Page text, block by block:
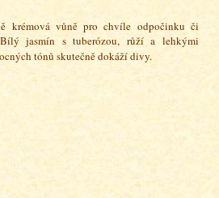
krémová vůně pro chvíle odpočinku či
jasmín s tuberózou, růží a lehkými
tónů skutečně dokáží divy.